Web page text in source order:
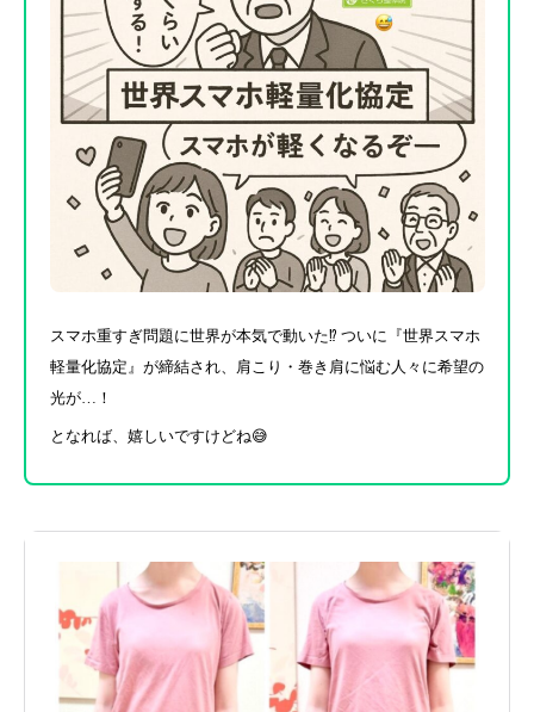
スマホ重すぎ問題に世界が本気で動いた⁉︎ ついに『世界スマホ
軽量化協定』が締結され、肩こり・巻き肩に悩む人々に希望の
光が…！
となれば、嬉しいですけどね😅